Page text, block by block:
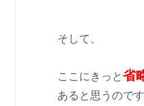
そして、
ここにきっと省
あると思うので